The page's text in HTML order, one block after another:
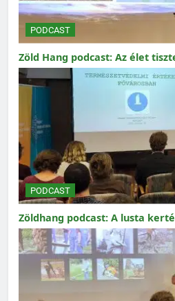
PODCAST
Zöld Hang podcast: Az élet
PODCAST
Zöldhang podcast: A lusta